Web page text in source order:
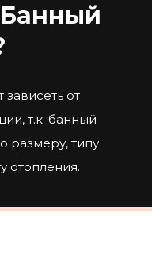
от
т.к. банный
размеру, типу
отопления.